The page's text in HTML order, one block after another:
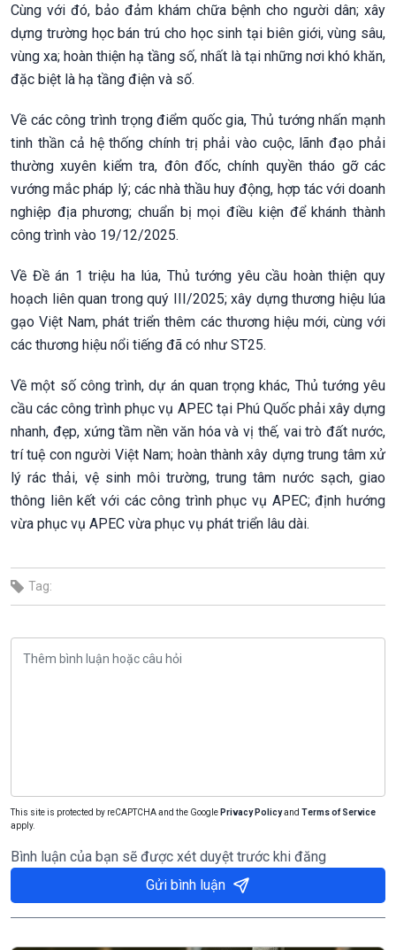
Cùng với đó, bảo đảm khám chữa bệnh cho người dân; xây
dựng trường học bán trú cho học sinh tại biên giới, vùng sâu,
vùng xa; hoàn thiện hạ tầng số, nhất là tại những nơi khó khăn,
đặc biệt là hạ tầng điện và số.
Về các công trình trọng điểm quốc gia, Thủ tướng nhấn mạnh
tinh thần cả hệ thống chính trị phải vào cuộc, lãnh đạo phải
thường xuyên kiểm tra, đôn đốc, chính quyền tháo gỡ các
vướng mắc pháp lý; các nhà thầu huy động, hợp tác với doanh
nghiệp địa phương; chuẩn bị mọi điều kiện để khánh thành
công trình vào 19/12/2025.
Về Đề án 1 triệu ha lúa, Thủ tướng yêu cầu hoàn thiện quy
hoạch liên quan trong quý III/2025; xây dựng thương hiệu lúa
gạo Việt Nam, phát triển thêm các thương hiệu mới, cùng với
các thương hiệu nổi tiếng đã có như ST25.
Về một số công trình, dự án quan trọng khác, Thủ tướng yêu
cầu các công trình phục vụ APEC tại Phú Quốc phải xây dựng
nhanh, đẹp, xứng tầm nền văn hóa và vị thế, vai trò đất nước,
trí tuệ con người Việt Nam; hoàn thành xây dựng trung tâm xử
lý rác thải, vệ sinh môi trường, trung tâm nước sạch, giao
thông liên kết với các công trình phục vụ APEC; định hướng
vừa phục vụ APEC vừa phục vụ phát triển lâu dài.
Tag:
This site is protected by reCAPTCHA and the Google Privacy Policyand Terms of Service
apply.
Bình luận của bạn sẽ được xét duyệt trước khi đăng
Gửi bình luận